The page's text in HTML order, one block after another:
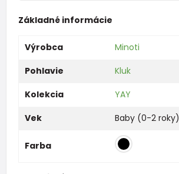
Základné informácie
Výrobca
Minoti
Pohlavie
Kluk
Kolekcia
YAY
Vek
Baby (0-2 roky)
Farba